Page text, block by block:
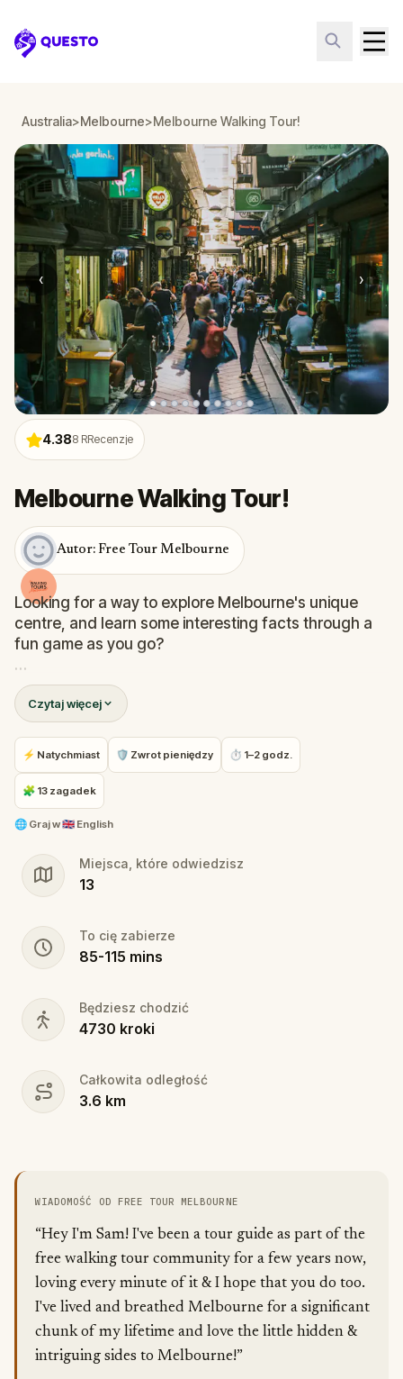
Questo
Australia>Melbourne>Melbourne Walking Tour!
‹ ›
4.388 RRecenzje
Melbourne Walking Tour!
Autor: Free Tour Melbourne
Looking for a way to explore Melbourne's unique
centre, and learn some interesting facts through a
fun game as you go?
Come on the Melbourne Walking Tour to see the
brilliant, unique & interesting that makes Melbourne
the cultural capital of Australia.
From it's famous landmarks and buildings, through
it's hidden alleyways and fascinating street art, this
1.5-2 hour (approx.) journey through Melbourne will
bring you a whole new appreciation for the city!
Fun for families, couples or solo travelers!
Czytaj więcej
⚡ Natychmiast 🛡 Zwrot pieniędzy ⏱ 1–2 godz.
🧩 13 zagadek
🌐 Graj w🇬🇧 English
Miejsca, które odwiedzisz
13
To cię zabierze
85-115 mins
Będziesz chodzić
4730 kroki
Całkowita odległość
3.6 km
WIADOMOŚĆ OD FREE TOUR MELBOURNE
“Hey I'm Sam! I've been a tour guide as part of the
free walking tour community for a few years now,
loving every minute of it & I hope that you do too.
I've lived and breathed Melbourne for a significant
chunk of my lifetime and love the little hidden &
intriguing sides to Melbourne!”